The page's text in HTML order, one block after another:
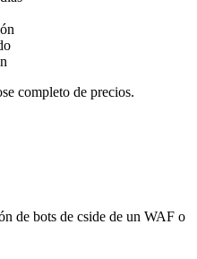
completo de precios.
de bots de cside de un WAF o